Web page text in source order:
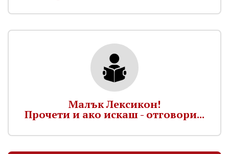
Малък Лексикон!
Прочети и ако искаш - отговори...